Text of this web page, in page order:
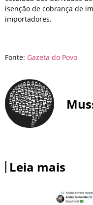
isenção de cobrança de
importadores.
Fonte: Gazeta do Povo
Leia mais